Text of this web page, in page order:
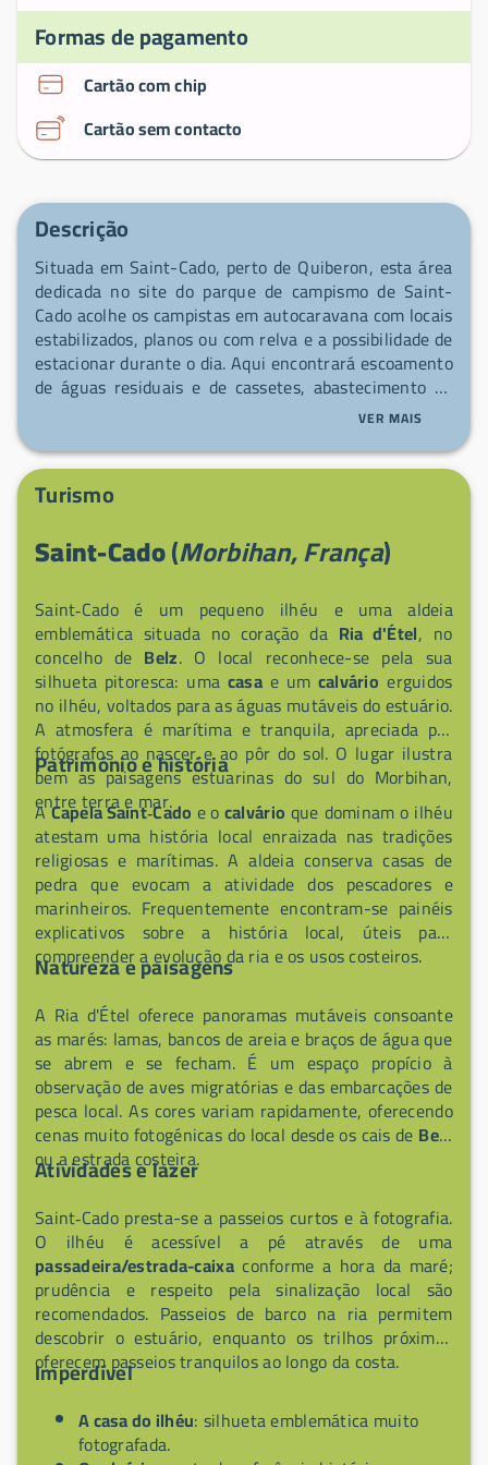
Formas de pagamento
Cartão com chip
Cartão sem contacto
Descrição
Situada em Saint-Cado, perto de Quiberon, esta área
dedicada no site do parque de campismo de Saint-
Cado acolhe os campistas em autocaravana com locais
estabilizados, planos ou com relva e a possibilidade de
estacionar durante o dia. Aqui encontrará escoamento
de águas residuais e de cassetes, abastecimento de
água potável, ligação elétrica e pontos de
24h/24 com lavatórios de água quente, chuveiros
com misturador, secadores de cabelo, cubas para
louça e roupa com água quente. Acesso direto à costa
pé, de bicicleta, de caiaque ou de barco para explorar
VER MAIS
Turismo
Saint-Cado(Morbihan, França)
Saint‑Cado é um pequeno ilhéu e uma aldeia
emblemática situada no coração da Ria d'Étel, no
concelho de Belz. O local reconhece-se pela sua
silhueta pitoresca: uma casae um calvário erguidos
no ilhéu, voltados para as águas mutáveis do estuário.
A atmosfera é marítima e tranquila, apreciada por
fotógrafos ao nascer e ao pôr do sol. O lugar ilustra
bem as paisagens estuarinas do sul do Morbihan,
entre terra e mar.
Património e história
ACapela Saint‑Cado e ocalvário que dominam o ilhéu
atestam uma história local enraizada nas tradições
religiosas e marítimas. A aldeia conserva casas de
pedra que evocam a atividade dos pescadores e
marinheiros. Frequentemente encontram-se painéis
explicativos sobre a história local, úteis para
compreender a evolução da ria e os usos costeiros.
Natureza e paisagens
A Ria d'Étel oferece panoramas mutáveis consoante
as marés: lamas, bancos de areia e braços de água que
se abrem e se fecham. É um espaço propício à
observação de aves migratórias e das embarcações de
pesca local. As cores variam rapidamente, oferecendo
cenas muito fotogénicas do local desde os cais de Belz
ou a estrada costeira.
Atividades e lazer
Saint‑Cado presta-se a passeios curtos e à fotografia.
O ilhéu é acessível a pé através de uma
passadeira/estrada-caixaconforme a hora da maré;
prudência e respeito pela sinalização local são
recomendados. Passeios de barco na ria permitem
descobrir o estuário, enquanto os trilhos próximos
oferecem passeios tranquilos ao longo da costa.
Imperdível
A casa do ilhéu: silhueta emblemática muito
fotografada.